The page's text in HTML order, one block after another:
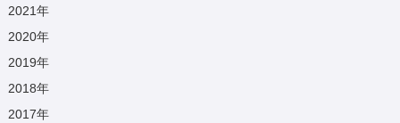
2021年
2020年
2019年
2018年
2017年